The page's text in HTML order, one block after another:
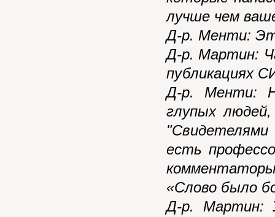
лучше чем
Д-р. Менти:
Д-р. Мартин:
публикациях
Д-р. Менти:
глупых
есть
«Слово было
Д-р. Мартин: